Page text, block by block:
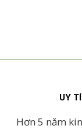
UY
Hơn 5 năm